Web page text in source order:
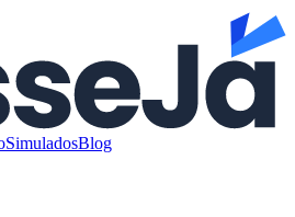
SimuladosBlog